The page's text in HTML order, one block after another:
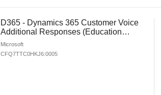
D365 - Dynamics 365 Customer Voice
Additional Responses (Education
Faculty Pricing) (New Commerce)
Microsoft
CFQ7TTC0HKJ6:0005